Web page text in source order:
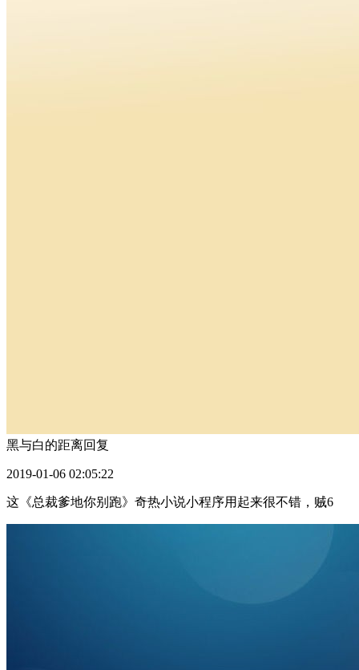
黑与白的距离回复
2019-01-06 02:05:22
这《总裁爹地你别跑》奇热小说小程序用起来很不错，贼6